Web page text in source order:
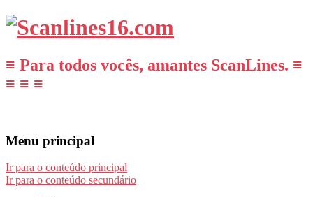
≡ Para todos vocês, amantes ScanLines. ≡
≡ ≡ ≡
Menu principal
Ir para o conteúdo principal
Ir para o conteúdo secundário